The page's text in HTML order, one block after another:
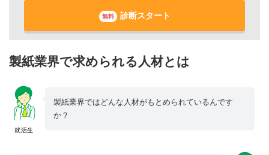
無料 診断スタート
製紙業界で求められる人材とは
就活生
製紙業界ではどんな人材がもとめられているんです
か？